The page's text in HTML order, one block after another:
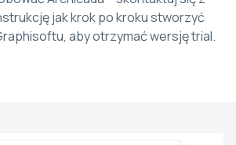
jak krok po kroku stworzyć
aby otrzymać wersję trial.